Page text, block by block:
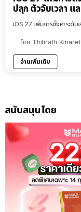
ปลุก ตัวจับเวลา แ
iOS 27 เพิ่มการตั้งค่าระดับ
โดย Thitirath Kinaret
อ่านเพิ่มเติม
สนับสนุนโดย